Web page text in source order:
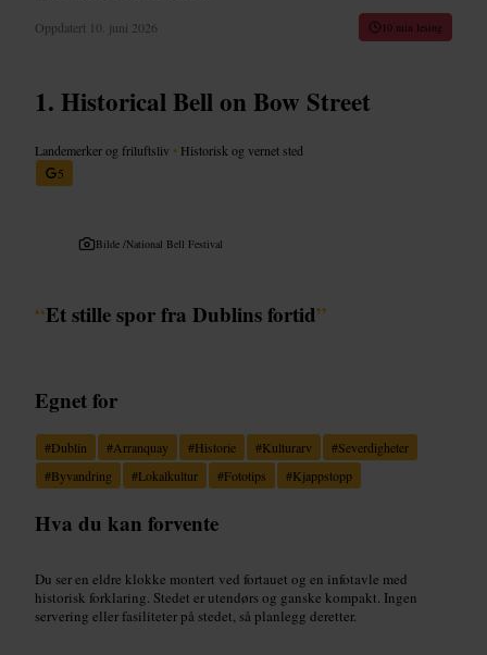
Oppdatert 10. juni 2026 10 min lesing
Historical Bell on Bow Street
Landemerker og friluftsliv • Historisk og vernet sted
5
Bilde /National Bell Festival
“Et stille spor fra Dublins fortid”
Egnet for
#Dublin #Arranquay #Historie #Kulturarv #Severdigheter
#Byvandring #Lokalkultur #Fototips #Kjappstopp
Hva du kan forvente
Du ser en eldre klokke montert ved fortauet og en info­tavle med
historisk forklaring. Stedet er utendørs og ganske kompakt. Ingen
servering eller fasiliteter på stedet, så planlegg deretter.